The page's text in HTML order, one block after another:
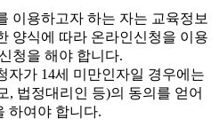
이용하고자 하는 자는 교육정보
양식에 따라 온라인신청을 이용
청을 해야 합니다.
가 14세 미만인자일 경우에는
, 법정대리인 등)의 동의를 얻어
하여야 합니다.